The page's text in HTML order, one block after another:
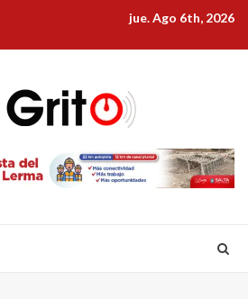
jue. Ago 6th, 2026